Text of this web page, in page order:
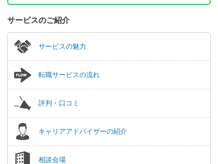
サービスのご紹介
サービスの魅力
転職サービスの流れ
評判・口コミ
キャリアアドバイザーの紹介
相談会場